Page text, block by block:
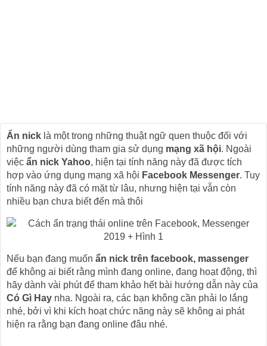
Ẩn nick là một trong những thuật ngữ quen thuộc đối với
những người dùng tham gia sử dụng mạng xã hội. Ngoài
việc ẩn nick Yahoo, hiện tại tính năng này đã được tích
hợp vào ứng dụng mạng xã hội Facebook Messenger. Tuy
tính năng này đã có mặt từ lâu, nhưng hiện tại vẫn còn
nhiều bạn chưa biết đến mà thôi
Nếu bạn đang muốn ẩn nick trên facebook, massenger
để không ai biết rằng mình đang online, đang hoạt động, thì
hãy dành vài phút để tham khảo hết bài hướng dẫn này của
Có Gì Hay nha. Ngoài ra, các bạn không cần phải lo lắng
nhé, bởi vì khi kích hoạt chức năng này sẽ không ai phát
hiện ra rằng bạn đang online đâu nhé.